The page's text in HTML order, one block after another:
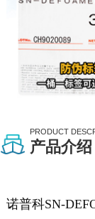
PRODUCT
产品介绍
诺普科SN-